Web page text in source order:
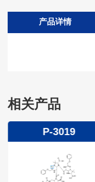
产品详情
相关产品
P-3019